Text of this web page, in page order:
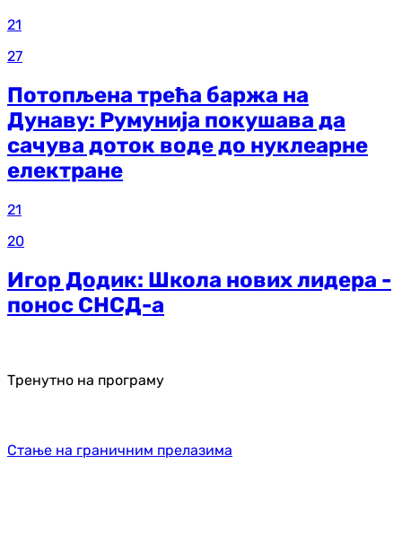
21
27
Потопљена трећа баржа на
Дунаву: Румунија покушава да
сачува доток воде до нуклеарне
електране
21
20
Игор Додик: Школа нових лидера -
понос СНСД-а
Тренутно на програму
Стање на граничним прелазима